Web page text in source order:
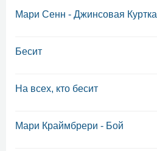
Мари Сенн - Джинсовая Куртка
Бесит
На всех, кто бесит
Мари Краймбрери - Бой